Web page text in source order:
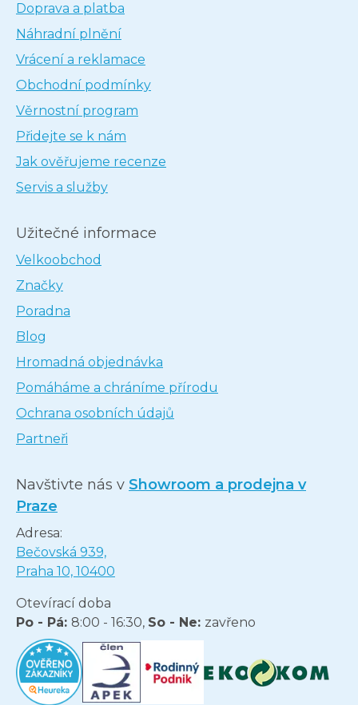
Doprava a platba
Náhradní plnění
Vrácení a reklamace
Obchodní podmínky
Věrnostní program
Přidejte se k nám
Jak ověřujeme recenze
Servis a služby
Užitečné informace
Velkoobchod
Značky
Poradna
Blog
Hromadná objednávka
Pomáháme a chráníme přírodu
Ochrana osobních údajů
Partneři
Navštivte nás v Showroom a prodejna v
Praze
Adresa:
Bečovská 939,
Praha 10, 10400
Otevírací doba
Po - Pá: 8:00 - 16:30, So - Ne: zavřeno